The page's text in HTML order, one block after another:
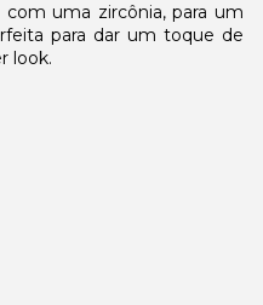
uma zircônia, para um
para dar um toque de
look.